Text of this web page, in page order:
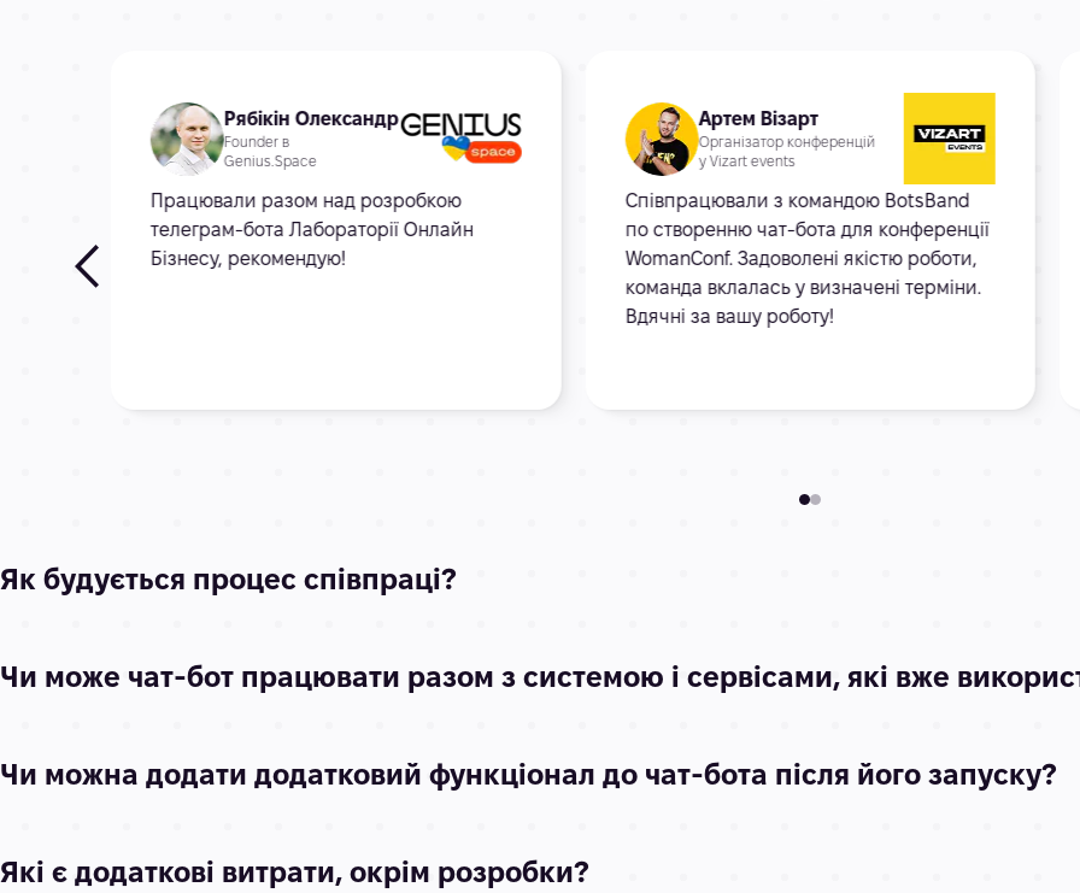
Рябікін Олександр
Founder в
Genius.Space
Працювали разом над розробкою
телеграм-бота Лабораторії Онлайн
Бізнесу, рекомендую!
Артем Візарт
Організатор конференцій
у Vizart events
Співпрацювали з командою BotsBand
по створенню чат-бота для конференції
WomanConf. Задоволені якістю роботи,
команда вклалась у визначені терміни.
Вдячні за вашу роботу!
Як будується процес співпраці?
Чи може чат-бот працювати разом з системою і сервісами, які вже
Чи можна додати додатковий функціонал до чат-бота після його запуску?
Які є додаткові витрати, окрім розробки?